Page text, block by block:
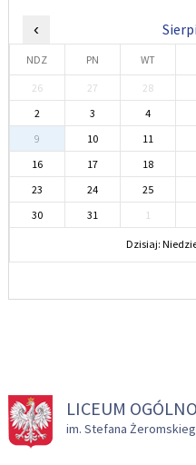
‹
NDZ PN WT
26 27 28
2
3 4
9
10 11
16
17 18
23
24 25
30
31 1
Dzisiaj:
LICEUM
im. Stefana